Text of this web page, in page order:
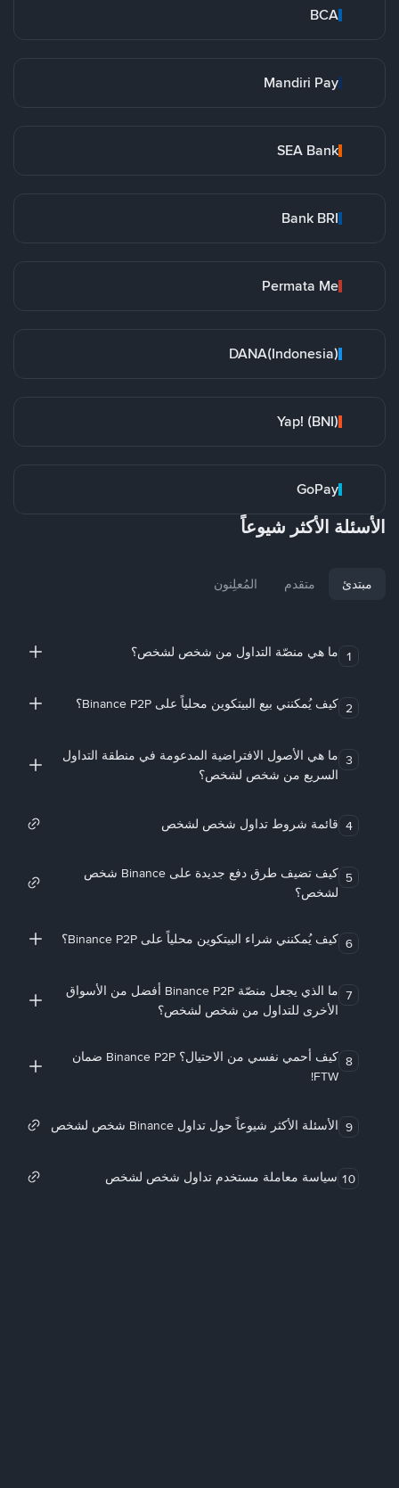
BCA
Mandiri Pay
SEA Bank
Bank BRI
Permata Me
DANA(Indonesia)
Yap! (BNI)
GoPay
الأسئلة الأكثر شيوعاً
مبتدئ متقدم المُعلِنون
1 ما هي منصّة التداول من شخص لشخص؟
2 كيف يُمكنني بيع البيتكوين محلياً على Binance P2P؟
3 ما هي الأصول الافتراضية المدعومة في منطقة التداول
السريع من شخص لشخص؟
4 قائمة شروط تداول شخص لشخص
5
كيف تضيف طرق دفع جديدة على Binance شخص
لشخص؟
6 كيف يُمكنني شراء البيتكوين محلياً على Binance P2P؟
7
ما الذي يجعل منصّة Binance P2P أفضل من الأسواق
الأخرى للتداول من شخص لشخص؟
8
كيف أحمي نفسي من الاحتيال؟ Binance P2P ضمان
FTW!
9 الأسئلة الأكثر شيوعاً حول تداول Binance شخص لشخص
10 سياسة معاملة مستخدم تداول شخص لشخص